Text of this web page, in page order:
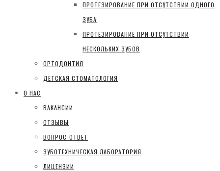
ПРОТЕЗИРОВАНИЕ ПРИ ОТСУТСТВИИ ОДНОГО
ЗУБА
ПРОТЕЗИРОВАНИЕ ПРИ ОТСУТСТВИИ
НЕСКОЛЬКИХ ЗУБОВ
ОРТОДОНТИЯ
ДЕТСКАЯ СТОМАТОЛОГИЯ
О НАС
ВАКАНСИИ
ОТЗЫВЫ
ВОПРОС-ОТВЕТ
ЗУБОТЕХНИЧЕСКАЯ ЛАБОРАТОРИЯ
ЛИЦЕНЗИИ